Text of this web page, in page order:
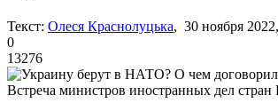
Текст: Олеся Краснолуцька, 30 ноября
0
13276
Встреча министров иностранных дел